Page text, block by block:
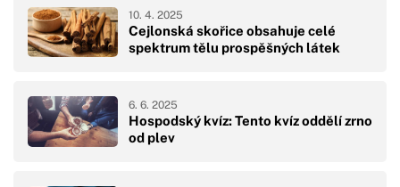
Cejlonská skořice obsahuje celé
spektrum tělu prospěšných látek
10. 4. 2025
Hospodský kvíz: Tento kvíz oddělí zrno
od plev
6. 6. 2025